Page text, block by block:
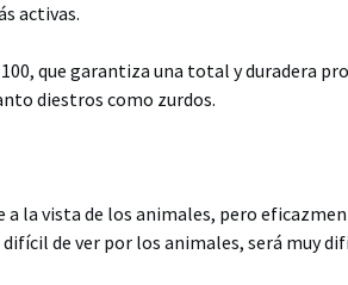
activas.
que garantiza una total y duradera
diestros como zurdos.
la vista de los animales, pero
de ver por los animales, será muy